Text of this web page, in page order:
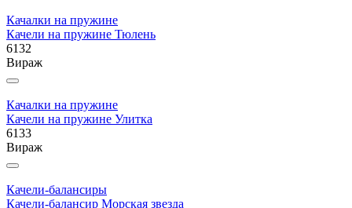
Качалки на пружине
Качели на пружине Тюлень
6132
Вираж
Качалки на пружине
Качели на пружине Улитка
6133
Вираж
Качели-балансиры
Качели-балансир Морская звезда